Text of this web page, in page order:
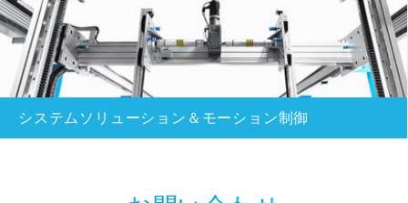
システムソリューション＆モーション制御